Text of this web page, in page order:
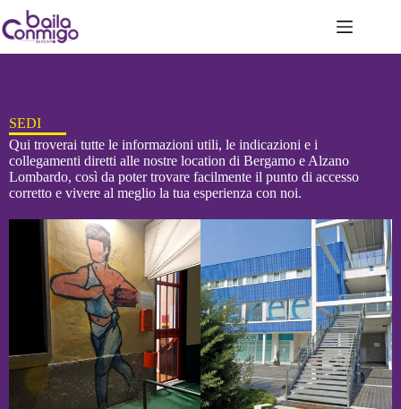
SEDI
Qui troverai tutte le informazioni utili, le indicazioni e i
collegamenti diretti alle nostre location di Bergamo e Alzano
Lombardo, così da poter trovare facilmente il punto di accesso
corretto e vivere al meglio la tua esperienza con noi.